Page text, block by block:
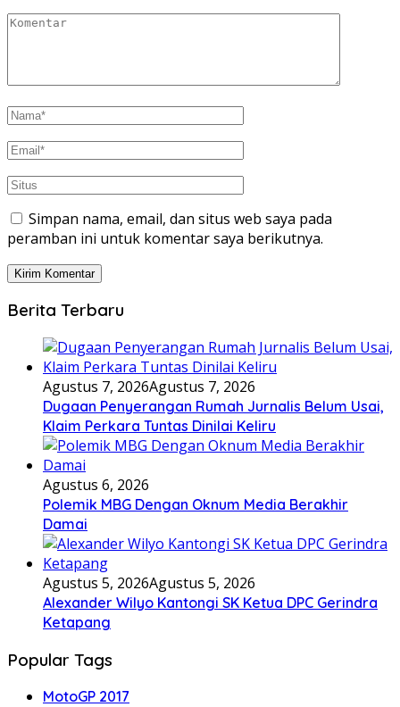
Simpan nama, email, dan situs web saya pada
peramban ini untuk komentar saya berikutnya.
Berita Terbaru
Agustus 7, 2026Agustus 7, 2026
Dugaan Penyerangan Rumah Jurnalis Belum Usai,
Klaim Perkara Tuntas Dinilai Keliru
Agustus 6, 2026
Polemik MBG Dengan Oknum Media Berakhir
Damai
Agustus 5, 2026Agustus 5, 2026
Alexander Wilyo Kantongi SK Ketua DPC Gerindra
Ketapang
Popular Tags
MotoGP 2017